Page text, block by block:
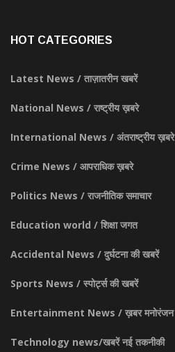
HOT CATEGORIES
Latest News / ताज़ातरीन खबरें
National News / राष्ट्रीय ख़बरे
International News / अंतराष्ट्रीय ख़बरे
Crime News / आपराधिक ख़बरे
Politics News / राजनीतिक समाचार
Education world / शिक्षा जगत
Accidental News / दुर्घटना की खबरें
Sports News / स्पोर्ट्स की खबरें
Entertainment News / ख़बर मनोरंजन
Technology news/खबरें नई तकनीकी